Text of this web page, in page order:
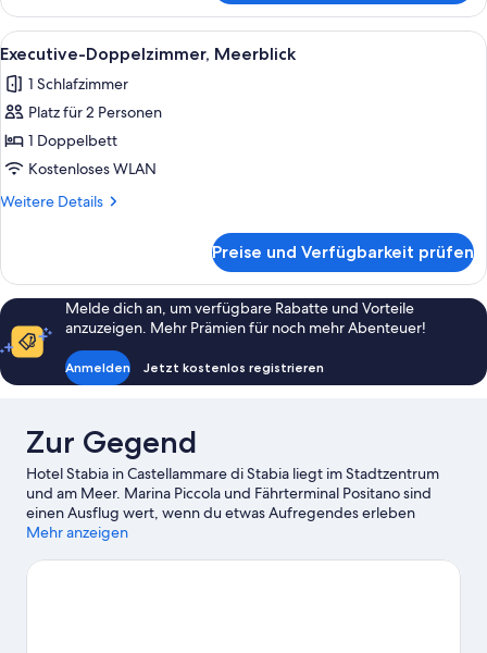
Doppelzimmer,
Stadtblick
Alle
Fotos
für
Executive-
Doppelzimmer,
Meerblick
anzeigen
Ein Hotelzimmer mit einem großen
3
Executive-Doppelzimmer, Meerblick
1 Schlafzimmer
Platz für 2 Personen
1 Doppelbett
Kostenloses WLAN
Weitere Details
Weitere
Doppelzimmer,
Meerblick
Preise und Verfügbarkeit prüfen
Melde dich an, um verfügbare Rabatte und Vorteile
anzuzeigen. Mehr Prämien für noch mehr Abenteuer!
Anmelden Jetzt kostenlos registrieren
Zur Gegend
Hotel Stabia in Castellammare di Stabia liegt im Stadtzentrum
und am Meer. Marina Piccola und Fährterminal Positano sind
einen Ausflug wert, wenn du etwas Aufregendes erleben
möchtest. Wer lieber die Natur der Region bewundern möchte,
&ndash; Pompeji (Region). Ebenfalls einen Besuch wert sind
Mehr anzeigen